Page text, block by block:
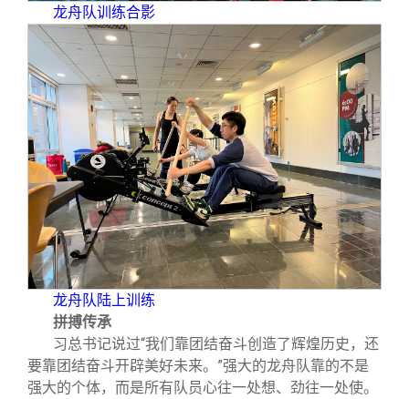
龙舟队训练合影
龙舟队陆上训练
拼搏传承
习总书记说过“我们靠团结奋斗创造了辉煌历史，还
要靠团结奋斗开辟美好未来。”强大的龙舟队靠的不是
强大的个体，而是所有队员心往一处想、劲往一处使。